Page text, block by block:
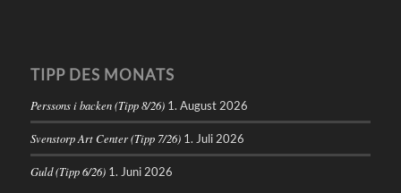
TIPP DES MONATS
Perssons i backen (Tipp 8/26) 1. August 2026
Svenstorp Art Center (Tipp 7/26) 1. Juli 2026
Guld (Tipp 6/26) 1. Juni 2026